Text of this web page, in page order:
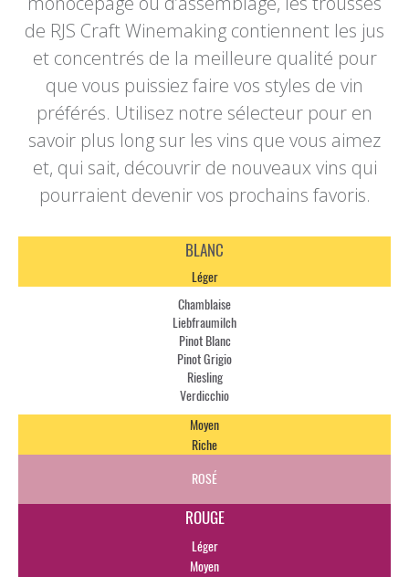
de RJS Craft Winemaking contiennent les jus
et concentrés de la meilleure qualité pour
que vous puissiez faire vos styles de vin
préférés. Utilisez notre sélecteur pour en
savoir plus long sur les vins que vous aimez
et, qui sait, découvrir de nouveaux vins qui
pourraient devenir vos prochains favoris.
BLANC
Léger
Chamblaise
Liebfraumilch
Pinot Blanc
Pinot Grigio
Riesling
Verdicchio
Moyen
Riche
ROSÉ
ROUGE
Léger
Moyen